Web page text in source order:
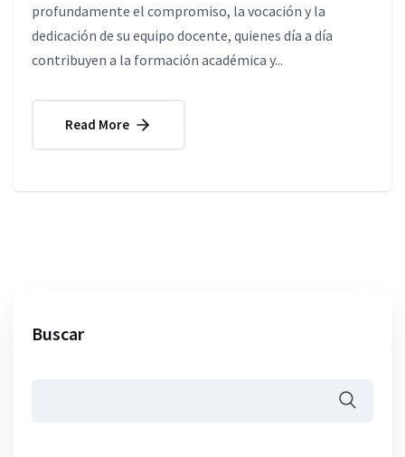
profundamente el compromiso, la vocación y la
dedicación de su equipo docente, quienes día a día
contribuyen a la formación académica y...
Read More
Buscar